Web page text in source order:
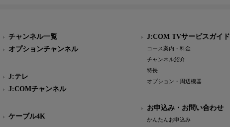
チャンネル一覧
オプションチャンネル
J:テレ
J:COMチャンネル
ケーブル4K
J:COM TVサービスガイド
コース案内・料金
チャンネル紹介
特長
オプション・周辺機器
お申込み・お問い合わせ
かんたんお申込み